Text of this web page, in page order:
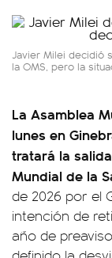
Javier Milei decidió
la OMS, pero la
La Asamblea
lunes en
tratará la
Mundial de la
de 2026 por el
intención de
año de